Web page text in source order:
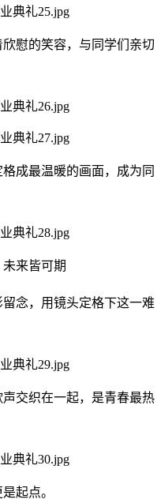
慰的笑容，与同学们亲切
成最温暖的画面，成为同
来皆可期
念，用镜头定格下这一难
交织在一起，是青春最热
起点。